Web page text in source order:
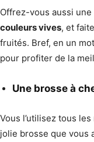
Offrez-vous aussi
couleurs vives, et
fruités. Bref, en un
pour profiter de la
Une brosse à
Vous l’utilisez tous
jolie brosse que vous